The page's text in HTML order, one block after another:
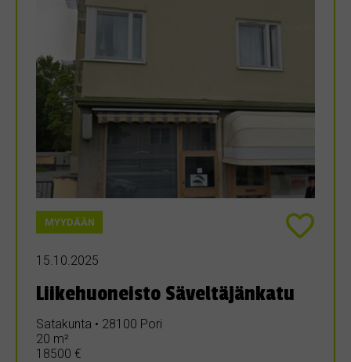
MYYDÄÄN
15.10.2025
Liikehuoneisto Säveltäjänkatu
Satakunta • 28100 Pori
20 m²
18500 €